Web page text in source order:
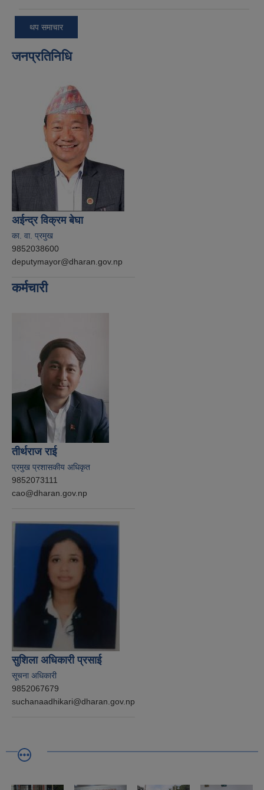
थप समाचार
जनप्रतिनिधि
अईन्द्र विक्रम बेघा
का. वा. प्रमुख
9852038600
deputymayor@dharan.gov.np
कर्मचारी
तीर्थराज राई
प्रमुख प्रशासकीय अधिकृत
9852073111
cao@dharan.gov.np
सुशिला अधिकारी प्रसाई
सूचना अधिकारी
9852067679
suchanaadhikari@dharan.gov.np